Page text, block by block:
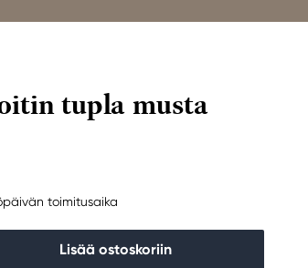
tupla musta
toimitusaika
Lisää ostoskoriin